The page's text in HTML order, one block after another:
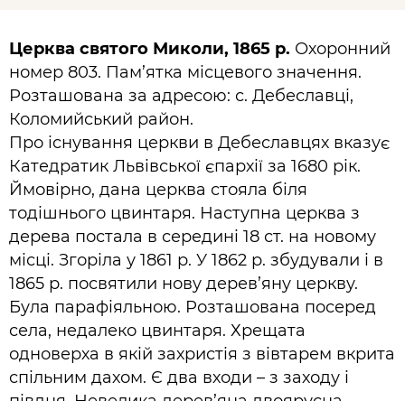
Церква святого Миколи, 1865 р. Охоронний
номер 803. Пам’ятка місцевого значення.
Розташована за адресою: с. Дебеславці,
Коломийський район.
Про існування церкви в Дебеславцях вказує
Катедратик Львівської єпархії за 1680 рік.
Ймовірно, дана церква стояла біля
тодішнього цвинтаря. Наступна церква з
дерева постала в середині 18 ст. на новому
місці. Згоріла у 1861 р. У 1862 р. збудували і в
1865 р. посвятили нову дерев’яну церкву.
Була парафіяльною. Розташована посеред
села, недалеко цвинтаря. Хрещата
одноверха в якій захристія з вівтарем вкрита
спільним дахом. Є два входи – з заходу і